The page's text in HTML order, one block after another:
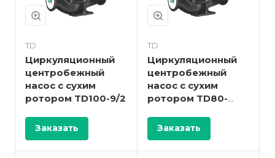
TD
Циркуляционный
центробежный
насос с сухим
ротором TD100-9/2
Заказать
TD
Циркуляционный
центробежный
насос с сухим
ротором TD80-
Заказать